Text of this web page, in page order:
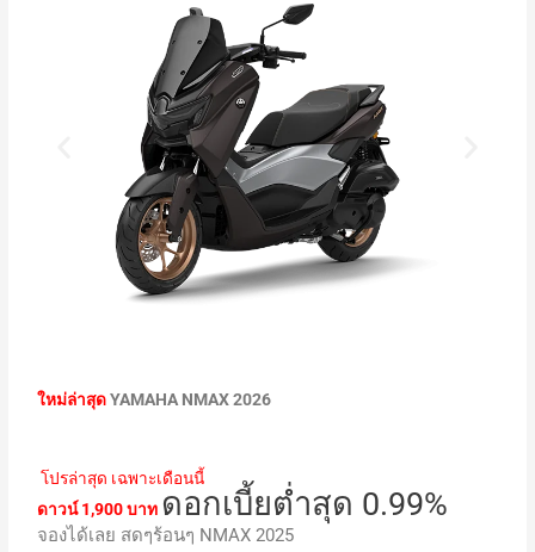
ใหม่ล่าสุดYAMAHA NMAX 2026
โปรล่าสุด เฉพาะเดือนนี้
ดาวน์ 1,900 บาท ดอกเบี้ยต่ำสุด 0.99%
จองได้เลย สดๆร้อนๆ NMAX 2025